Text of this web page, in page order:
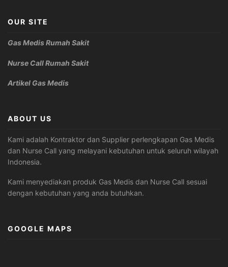
OUR SITE
Gas Medis Rumah Sakit
Nurse Call Rumah Sakit
Artikel Gas Medis
ABOUT US
Kami adalah Kontraktor dan Supplier perlengkapan Gas Medis
dan Nurse Call yang melayani kebutuhan untuk seluruh wilayah
Indonesia.
Kami menyediakan produk Gas Medis dan Nurse Call sesuai
dengan kebutuhan yang anda butuhkan.
GOOGLE MAPS